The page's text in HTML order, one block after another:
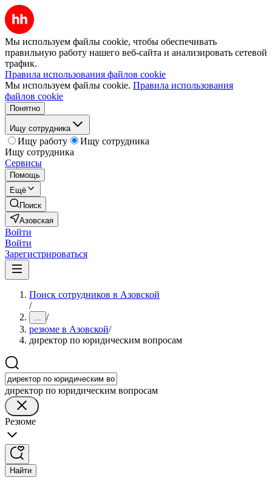
Мы используем файлы cookie, чтобы обеспечивать
правильную работу нашего веб-сайта и анализировать сетевой
трафик.
Правила использования файлов cookie
Мы используем файлы cookie. Правила использования
файлов cookie
Понятно
Ищу сотрудника
Ищу работу
Ищу сотрудника
Ищу сотрудника
Сервисы
Помощь
Ещё
Поиск
Азовская
Войти
Войти
Зарегистрироваться
Поиск сотрудников в Азовской
/
... /
резюме в Азовской/
директор по юридическим вопросам
директор по юридическим вопросам
Резюме
Найти